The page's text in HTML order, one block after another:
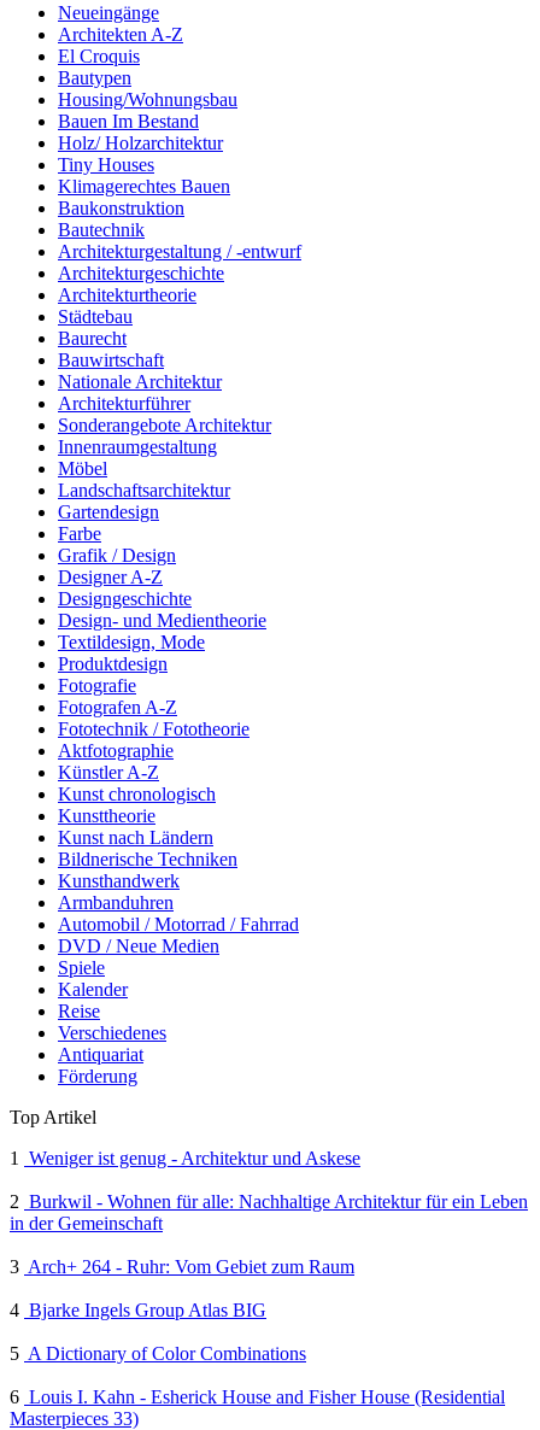
Neueingänge
Architekten A-Z
El Croquis
Bautypen
Housing/Wohnungsbau
Bauen Im Bestand
Holz/ Holzarchitektur
Tiny Houses
Klimagerechtes Bauen
Baukonstruktion
Bautechnik
Architekturgestaltung / -entwurf
Architekturgeschichte
Architekturtheorie
Städtebau
Baurecht
Bauwirtschaft
Nationale Architektur
Architekturführer
Sonderangebote Architektur
Innenraumgestaltung
Möbel
Landschaftsarchitektur
Gartendesign
Farbe
Grafik / Design
Designer A-Z
Designgeschichte
Design- und Medientheorie
Textildesign, Mode
Produktdesign
Fotografie
Fotografen A-Z
Fototechnik / Fototheorie
Aktfotographie
Künstler A-Z
Kunst chronologisch
Kunsttheorie
Kunst nach Ländern
Bildnerische Techniken
Kunsthandwerk
Armbanduhren
Automobil / Motorrad / Fahrrad
DVD / Neue Medien
Spiele
Kalender
Reise
Verschiedenes
Antiquariat
Förderung
Top Artikel
1
Weniger ist genug - Architektur und Askese
2 Burkwil - Wohnen für alle: Nachhaltige Architektur für ein Leben
in der Gemeinschaft
3 Arch+ 264 - Ruhr: Vom Gebiet zum Raum
4 Bjarke Ingels Group Atlas BIG
5 A Dictionary of Color Combinations
6 Louis I. Kahn - Esherick House and Fisher House (Residential
Masterpieces 33)